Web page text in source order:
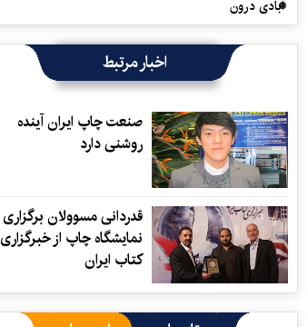
آبادی درون
اخبار مرتبط
صنعت چاپ ایران آینده
روشنی دارد
قدردانی مسوولان برگزاری
نمایشگاه چاپ از خبرگزاری
کتاب ايران